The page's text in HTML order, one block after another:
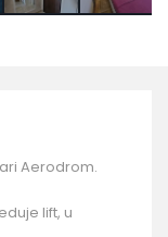
Aerodrom.
lift, u